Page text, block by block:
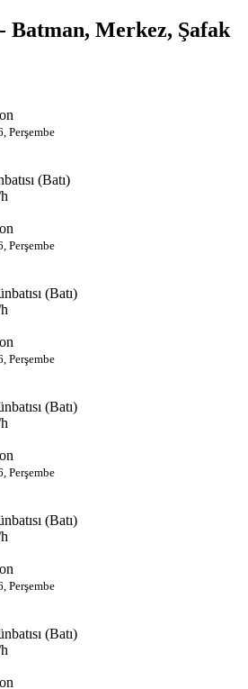
Batman, Merkez, Şafak
Perşembe
(Batı)
Perşembe
(Batı)
Perşembe
(Batı)
Perşembe
(Batı)
Perşembe
(Batı)